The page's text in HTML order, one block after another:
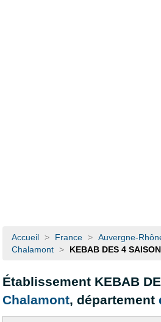
Accueil > France > Auvergne-
Chalamont > KEBAB DES 4
Établissement KEBAB
Chalamont, département